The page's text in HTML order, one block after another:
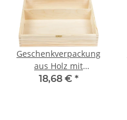
Geschenkverpackung
aus Holz mit
Klappdeckel
18,68 € *